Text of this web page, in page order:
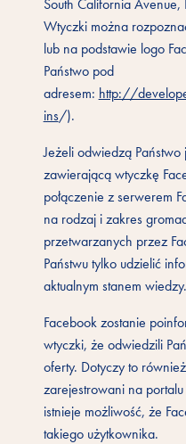
South California
Wtyczki można
lub na podstawie logo
Państwo pod
adresem: http://
ins/).
Jeżeli odwiedzą
zawierającą wtyczkę
połączenie z serwerem
na rodzaj i zakres
przetwarzanych przez
Państwu tylko udzielić
aktualnym stanem wiedzy.
Facebook zostanie
wtyczki, że odwiedzili
oferty. Dotyczy to
zarejestrowani na
istnieje możliwość, że
takiego użytkownika.